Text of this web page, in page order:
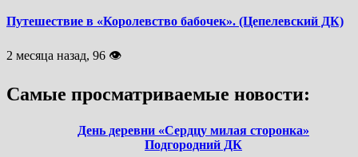
Путешествие в «Королевство бабочек». (Цепелевский ДК)
2 месяца назад, 96 👁
Самые просматриваемые новости:
День деревни «Сердцу милая сторонка»
Подгородний ДК